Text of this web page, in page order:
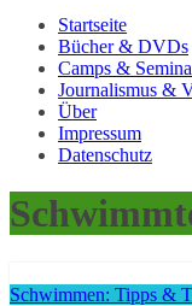
Startseite
Bücher & DVDs
Camps &
Journalismus &
Über
Impressum
Datenschutz
Schwimmen: Tipps &